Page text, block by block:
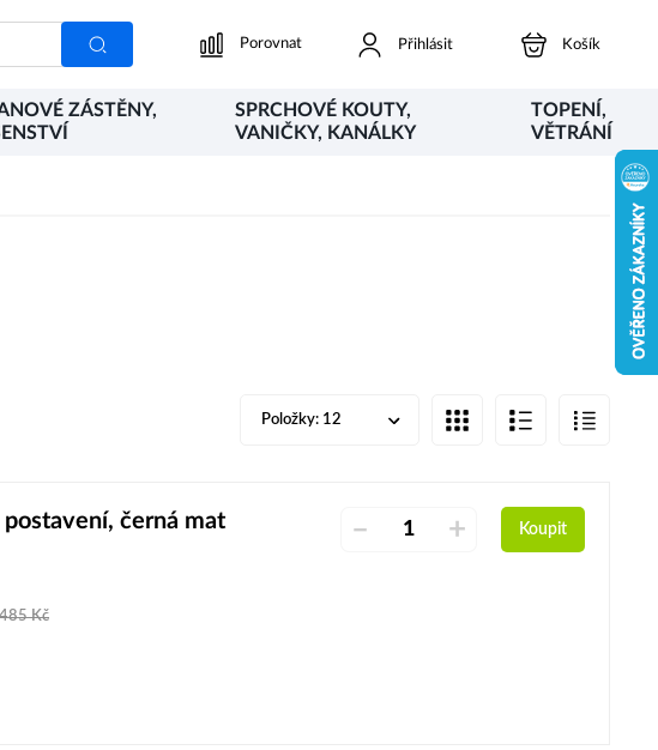
Porovnat Přihlásit Košík
ZÁSTĚNY,
SPRCHOVÉ KOUTY,
VANIČKY, KANÁLKY
TOPENÍ,
VĚTRÁNÍ
Položky: 12
postavení, černá mat
485Kč
– + Koupit